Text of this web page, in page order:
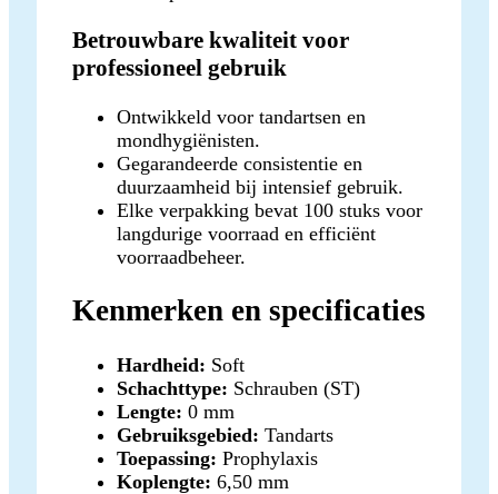
Betrouwbare kwaliteit voor
professioneel gebruik
Ontwikkeld voor tandartsen en
mondhygiënisten.
Gegarandeerde consistentie en
duurzaamheid bij intensief gebruik.
Elke verpakking bevat 100 stuks voor
langdurige voorraad en efficiënt
voorraadbeheer.
Kenmerken en specificaties
Hardheid: Soft
Schachttype: Schrauben (ST)
Lengte: 0 mm
Gebruiksgebied: Tandarts
Toepassing: Prophylaxis
Koplengte: 6,50 mm